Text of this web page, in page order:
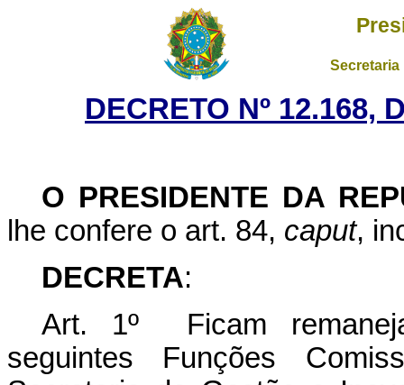
DECRETO Nº 12.168,
O PRESIDENTE DA
lhe confere o art. 84, caput,
DECRETA:
Art. 1º Ficam
seguintes Funções